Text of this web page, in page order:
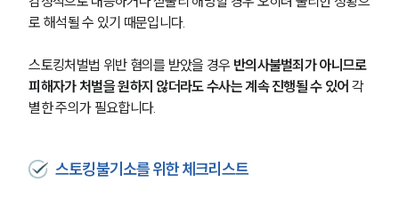
로 해석될 수 있기 때문입니다.
스토킹처벌법 위반 혐의를 받았을 경우 반의사불벌죄가 아니므로
피해자가 처벌을 원하지 않더라도 수사는 계속 진행될 수 있어 각
별한 주의가 필요합니다.
스토킹불기소를 위한 체크리스트